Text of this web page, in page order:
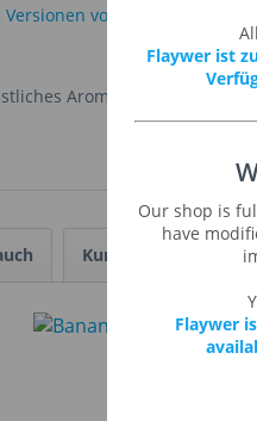
Versionen von Capella Aromen
Aroma
Kunden haben sich
Flaywer ist
Our shop is
have
Flaywer